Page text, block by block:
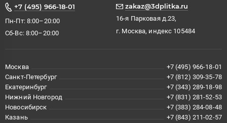
+7 (495) 966-18-01
Пн-Пт: 8:00–20:00
Сб-Вс: 8:00–20:00
zakaz@3dplitka.ru
16-я Парковая д.23,
г. Москва, индекс 105484
Москва
+7 (495) 966-18-01
Санкт-Петербург
+7 (812) 309-35-78
Екатеринбург
+7 (343) 289-18-98
Нижний Новгород
+7 (831) 281-52-53
Новосибирск
+7 (383) 284-08-48
Казань
+7 (843) 211-02-57